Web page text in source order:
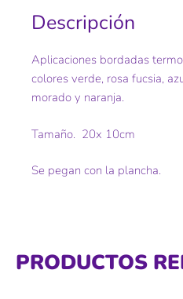
Descripción
Aplicaciones bordadas
colores verde, rosa fucsia,
morado y naranja.
Tamaño. 20x 10cm
Se pegan con la plancha.
PRODUCTOS